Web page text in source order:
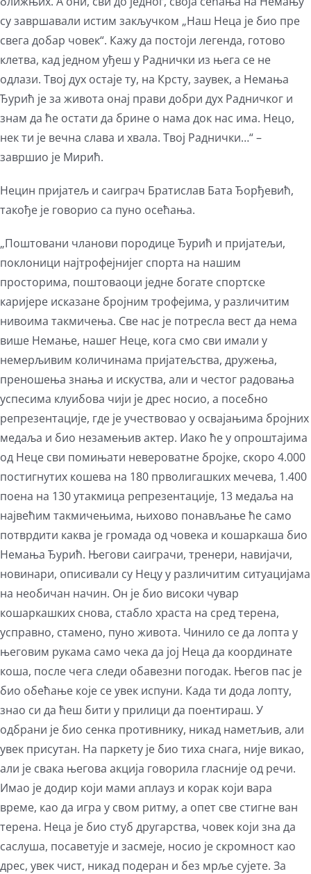
су завршавали истим закључком „Наш Неца је био пре
свега добар човек“. Кажу да постоји легенда, готово
клетва, кад једном уђеш у Раднички из њега се не
одлази. Твој дух остаје ту, на Крсту, заувек, а Немања
Ђурић је за живота онај прави добри дух Радничког и
знам да ће остати да брине о нама док нас има. Нецо,
нек ти је вечна слава и хвала. Твој Раднички…“ –
завршио је Мирић.
Нецин пријатељ и саиграч Братислав Бата Ђорђевић,
такође је говорио са пуно осећања.
„Поштовани чланови породице Ђурић и пријатељи,
поклоници најтрофејнијег спорта на нашим
просторима, поштоваоци једне богате спортске
каријере исказане бројним трофејима, у различитим
нивоима такмичења. Све нас је потресла вест да нема
више Немање, нашег Неце, кога смо сви имали у
немерљивим количинама пријатељства, дружења,
преношења знања и искуства, али и честог радовања
успесима клуибова чији је дрес носио, а посебно
репрезентације, где је учествовао у освајањима бројних
медаља и био незамењив актер. Иако ће у опроштајима
од Неце сви помињати невероватне бројке, скоро 4.000
постигнутих кошева на 180 прволигашких мечева, 1.400
поена на 130 утакмица репрезентације, 13 медаља на
највећим такмичењима, њихово понављање ће само
потврдити каква је громада од човека и кошаркаша био
Немања Ђурић. Његови саиграчи, тренери, навијачи,
новинари, описивали су Нецу у различитим ситуацијама
на необичан начин. Он је био високи чувар
кошаркашких снова, стабло храста на сред терена,
усправно, стамено, пуно живота. Чинило се да лопта у
његовим рукама само чека да јој Неца да координате
коша, после чега следи обавезни погодак. Његов пас је
био обећање које се увек испуни. Када ти дода лопту,
знао си да ћеш бити у прилици да поентираш. У
одбрани је био сенка противнику, никад наметљив, али
увек присутан. На паркету је био тиха снага, није викао,
али је свака његова акција говорила гласније од речи.
Имао је додир који мами аплауз и корак који вара
време, као да игра у свом ритму, а опет све стигне ван
терена. Неца је био стуб другарства, човек који зна да
саслуша, посаветује и засмеје, носио је скромност као
дрес, увек чист, никад подеран и без мрље сујете. За